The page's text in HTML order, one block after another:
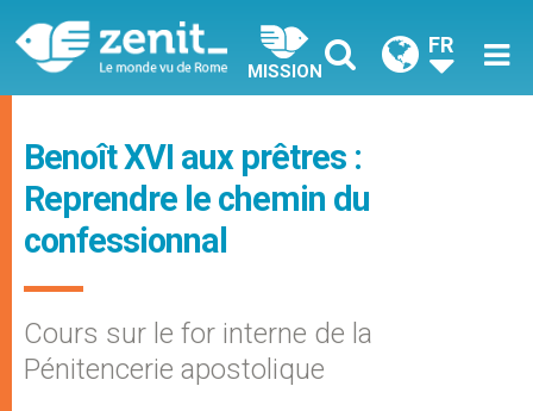
MISSION
FR
Benoît XVI aux prêtres :
Reprendre le chemin du
confessionnal
Cours sur le for interne de la
Pénitencerie apostolique